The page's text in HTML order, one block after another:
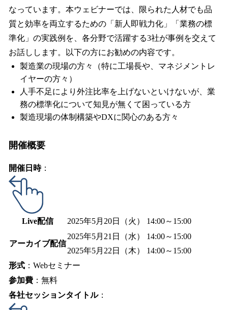
なっています。本ウェビナーでは、限られた人材でも品
質と効率を両立するための「新人即戦力化」「業務の標
準化」の実践例を、各分野で活躍する3社が事例を交えて
お話しします。以下の方にお勧めの内容です。
製造業の現場の方々（特に工場長や、マネジメントレ
イヤーの方々）
人手不足により外注比率を上げないといけないが、業
務の標準化について知見が無くて困っている方
製造現場の体制構築やDXに関心のある方々
開催概要
開催日時：
Live配信 2025年5月20日（火） 14:00～15:00
アーカイブ配信
2025年5月21日（水） 14:00～15:00
2025年5月22日（木） 14:00～15:00
形式 ：Webセミナー
参加費 ：無料
各社セッションタイトル：